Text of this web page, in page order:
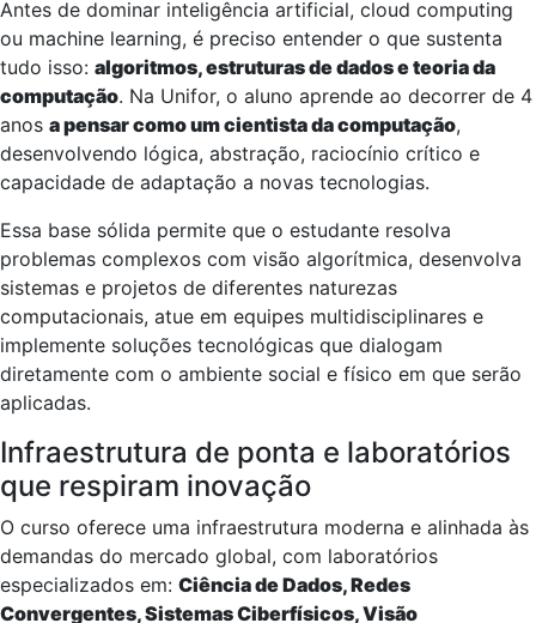
Antes de dominar inteligência artificial, cloud computing
ou machine learning, é preciso entender o que sustenta
tudo isso: algoritmos, estruturas de dados e teoria da
computação. Na Unifor, o aluno aprende ao decorrer de 4
anos a pensar como um cientista da computação,
desenvolvendo lógica, abstração, raciocínio crítico e
capacidade de adaptação a novas tecnologias.
Essa base sólida permite que o estudante resolva
problemas complexos com visão algorítmica, desenvolva
sistemas e projetos de diferentes naturezas
computacionais, atue em equipes multidisciplinares e
implemente soluções tecnológicas que dialogam
diretamente com o ambiente social e físico em que serão
aplicadas.
Infraestrutura de ponta e laboratórios
que respiram inovação
O curso oferece uma infraestrutura moderna e alinhada às
demandas do mercado global, com laboratórios
especializados em: Ciência de Dados, Redes
Convergentes, Sistemas Ciberfísicos, Visão